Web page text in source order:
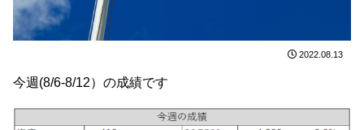
2022.08.13
今週(8/6-8/12）の成績です